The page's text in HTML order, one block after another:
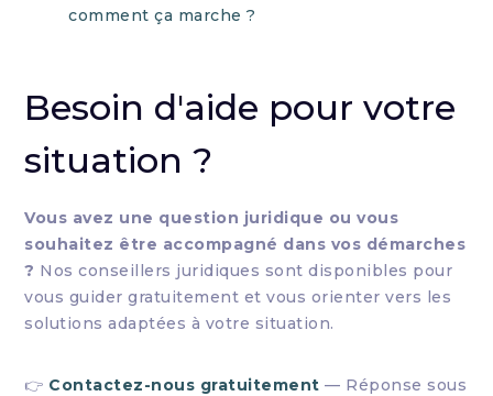
comment ça marche ?
Besoin d'aide pour votre
situation ?
Vous avez une question juridique ou vous
souhaitez être accompagné dans vos démarches
? Nos conseillers juridiques sont disponibles pour
vous guider gratuitement et vous orienter vers les
solutions adaptées à votre situation.
👉 Contactez-nous gratuitement — Réponse sous